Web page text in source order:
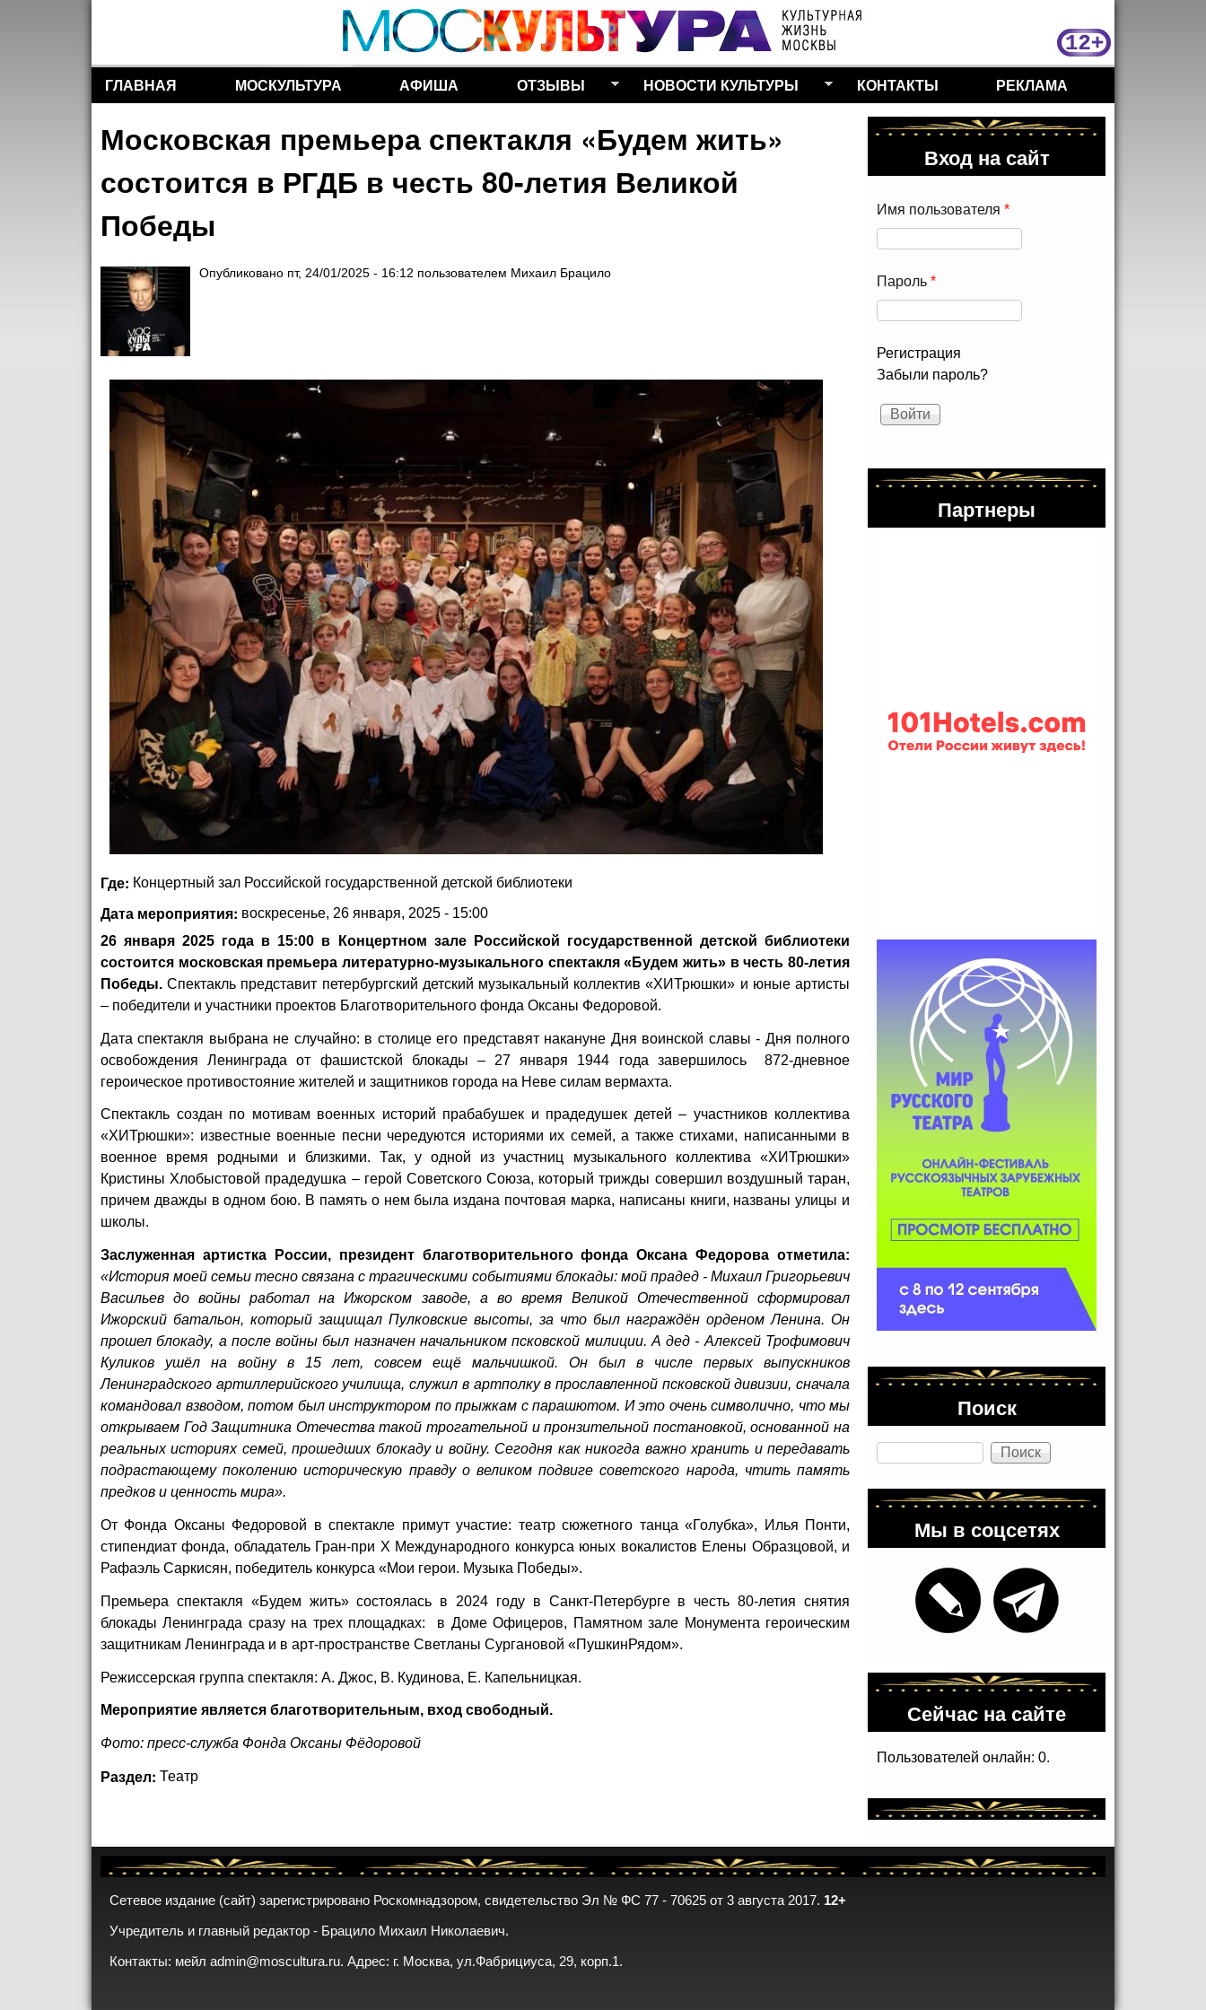
Перейти к основному
содержанию
Разделы сайта
ГЛАВНАЯ МОСКУЛЬТУРА АФИША ОТЗЫВЫ НОВОСТИ КУЛЬТУРЫ КОНТАКТЫ РЕКЛАМА
Московская премьера спектакля «Будем жить»
состоится в РГДБ в честь 80-летия Великой
Победы
Опубликовано пт, 24/01/2025 - 16:12 пользователем Михаил Брацило
Где: Концертный зал Российской государственной детской библиотеки
Дата мероприятия: воскресенье, 26 января, 2025 - 15:00
26 января 2025 года в 15:00 в Концертном зале Российской государственной детской библиотеки
состоится московская премьера литературно-музыкального спектакля «Будем жить» в честь 80-летия
Победы.Спектакль представит петербургский детский музыкальный коллектив «ХИТрюшки» и юные артисты
– победители и участники проектов Благотворительного фонда Оксаны Федоровой.
Дата спектакля выбрана не случайно: в столице его представят накануне Дня воинской славы - Дня полного
освобождения Ленинграда от фашистской блокады – 27 января 1944 года завершилось 872-дневное
героическое противостояние жителей и защитников города на Неве силам вермахта.
Спектакль создан по мотивам военных историй прабабушек и прадедушек детей – участников коллектива
«ХИТрюшки»: известные военные песни чередуются историями их семей, а также стихами, написанными в
военное время родными и близкими. Так, у одной из участниц музыкального коллектива «ХИТрюшки»
Кристины Хлобыстовой прадедушка – герой Советского Союза, который трижды совершил воздушный таран,
причем дважды в одном бою. В память о нем была издана почтовая марка, написаны книги, названы улицы и
школы.
Заслуженная артистка России, президент благотворительного фонда Оксана Федорова отметила:
«История моей семьи тесно связана с трагическими событиями блокады: мой прадед - Михаил Григорьевич
Васильев до войны работал на Ижорском заводе, а во время Великой Отечественной сформировал
Ижорский батальон, который защищал Пулковские высоты, за что был награждён орденом Ленина. Он
прошел блокаду, а после войны был назначен начальником псковской милиции. А дед - Алексей Трофимович
Куликов ушёл на войну в 15 лет, совсем ещё мальчишкой. Он был в числе первых выпускников
Ленинградского артиллерийского училища, служил в артполку в прославленной псковской дивизии, сначала
командовал взводом, потом был инструктором по прыжкам с парашютом. И это очень символично, что мы
открываем Год Защитника Отечества такой трогательной и пронзительной постановкой, основанной на
реальных историях семей, прошедших блокаду и войну. Сегодня как никогда важно хранить и передавать
подрастающему поколению историческую правду о великом подвиге советского народа, чтить память
предков и ценность мира».
От Фонда Оксаны Федоровой в спектакле примут участие: театр сюжетного танца «Голубка», Илья Понти,
стипендиат фонда, обладатель Гран-при X Международного конкурса юных вокалистов Елены Образцовой, и
Рафаэль Саркисян, победитель конкурса «Мои герои. Музыка Победы».
Премьера спектакля «Будем жить» состоялась в 2024 году в Санкт-Петербурге в честь 80-летия снятия
блокады Ленинграда сразу на трех площадках: в Доме Офицеров, Памятном зале Монумента героическим
защитникам Ленинграда и в арт-пространстве Светланы Сургановой «ПушкинРядом».
Режиссерская группа спектакля: А. Джос, В. Кудинова, Е. Капельницкая.
Мероприятие является благотворительным, вход свободный.
Фото: пресс-служба Фонда Оксаны Фёдоровой
Раздел: Театр
Вход на сайт
Имя пользователя *
Пароль *
Регистрация
Забыли пароль?
Партнеры
Поиск
Поиск
Мы в соцсетях
Сейчас на сайте
Пользователей онлайн: 0.
Сетевое издание (сайт) зарегистрировано Роскомнадзором, свидетельство Эл № ФС 77 - 70625 от 3 августа 2017. 12+
Учредитель и главный редактор - Брацило Михаил Николаевич.
Контакты: мейл admin@moscultura.ru. Адрес: г. Москва, ул.Фабрициуса, 29, корп.1.